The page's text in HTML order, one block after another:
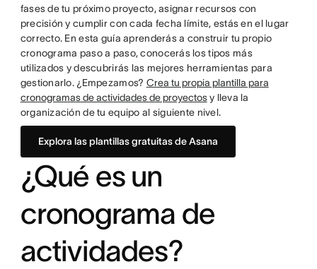
fases de tu próximo proyecto, asignar recursos con
precisión y cumplir con cada fecha límite, estás en el lugar
correcto. En esta guía aprenderás a construir tu propio
cronograma paso a paso, conocerás los tipos más
utilizados y descubrirás las mejores herramientas para
gestionarlo. ¿Empezamos? Crea tu propia plantilla para
cronogramas de actividades de proyectosy lleva la
organización de tu equipo al siguiente nivel.
Explora las plantillas gratuitas de Asana
¿Qué es un
cronograma de
actividades?